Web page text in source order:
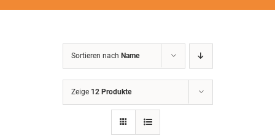
Sortieren nach Name
Zeige 12 Produkte